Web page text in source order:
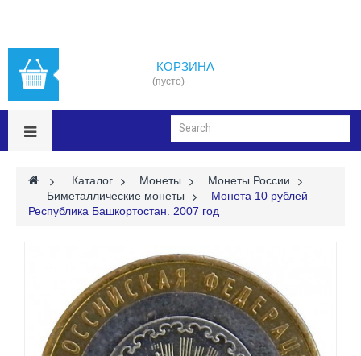
КОРЗИНА
(пусто)
> Каталог > Монеты >
Монеты России
Биметаллические монеты >
Монета 10 рублей
Республика Башкортостан. 2007 год